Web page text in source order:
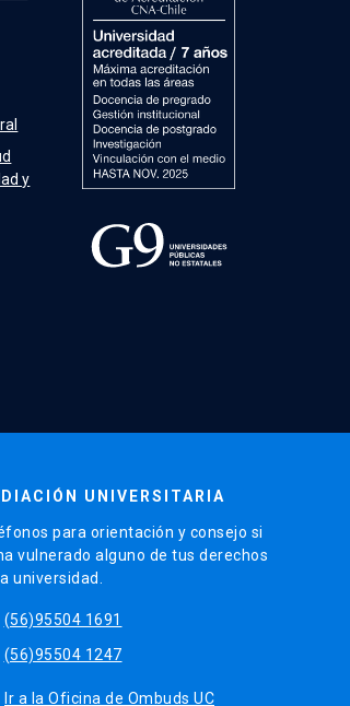
y
UNIVERSITARIA
para orientación y consejo si
vulnerado alguno de tus derechos
universidad.
(56)95504 1691
(56)95504 1247
Ir a la Oficina de Ombuds UC